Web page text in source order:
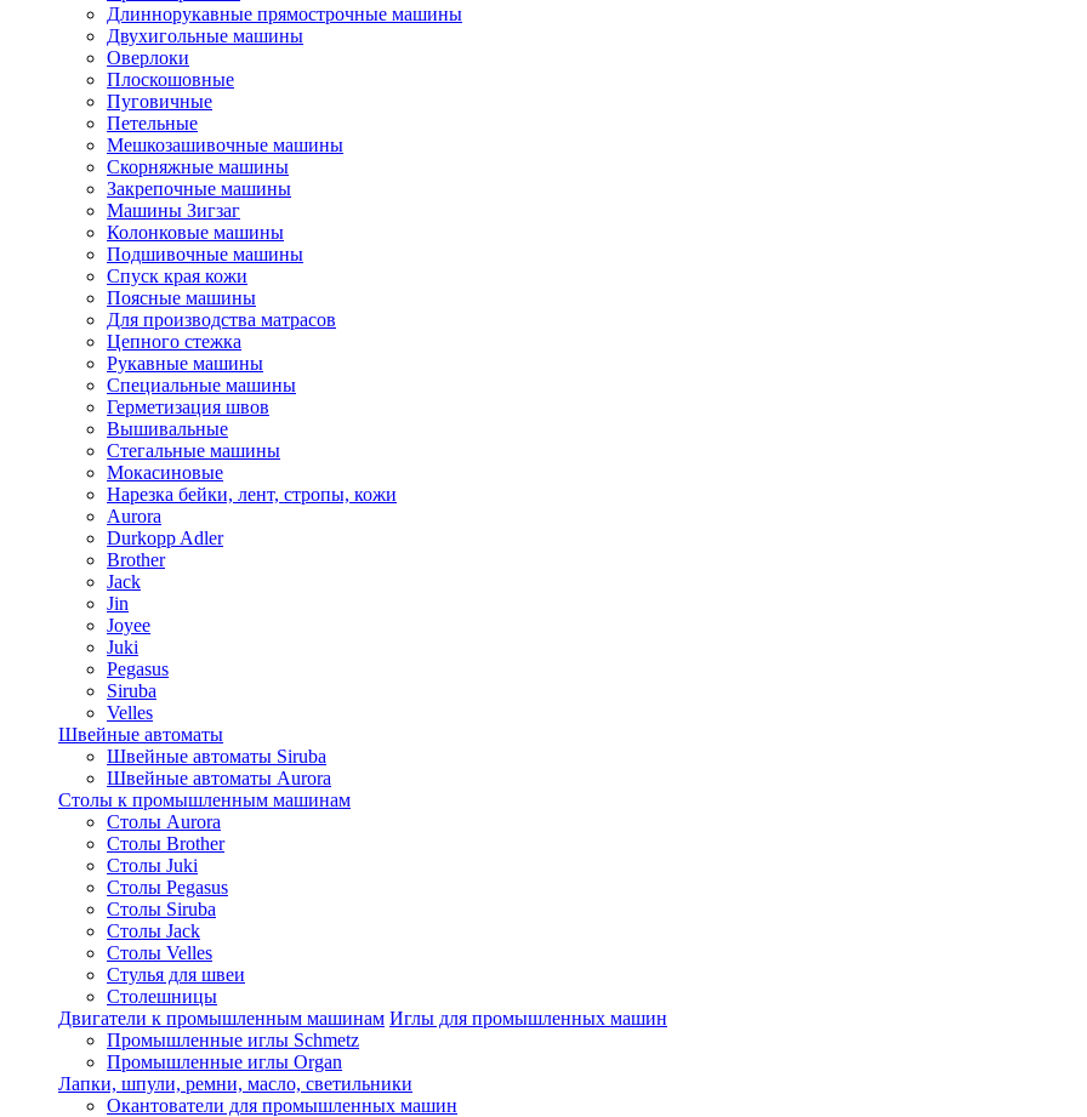
Длиннорукавные прямострочные машины
Двухигольные машины
Оверлоки
Плоскошовные
Пуговичные
Петельные
Мешкозашивочные машины
Скорняжные машины
Закрепочные машины
Машины Зигзаг
Колонковые машины
Подшивочные машины
Спуск края кожи
Поясные машины
Для производства матрасов
Цепного стежка
Рукавные машины
Специальные машины
Герметизация швов
Вышивальные
Стегальные машины
Мокасиновые
Нарезка бейки, лент, стропы, кожи
Aurora
Durkopp Adler
Brother
Jack
Jin
Joyee
Juki
Pegasus
Siruba
Velles
Швейные автоматы
Швейные автоматы Siruba
Швейные автоматы Aurora
Столы к промышленным машинам
Столы Aurora
Столы Brother
Столы Juki
Столы Pegasus
Столы Siruba
Столы Jack
Столы Velles
Стулья для швеи
Столешницы
Двигатели к промышленным машинам Иглы для промышленных машин
Промышленные иглы Schmetz
Промышленные иглы Organ
Лапки, шпули, ремни, масло, светильники
Окантователи для промышленных машин